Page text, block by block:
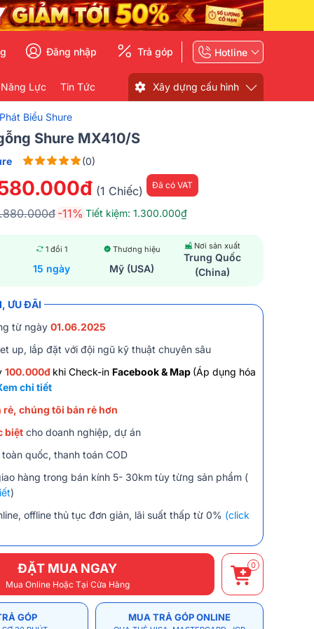
Đăng nhập Trả góp Hotline
Lực Tin Tức Xây dựng cấu hình
Biểu Shure
Shure MX410/S
(0)
(1 Chiếc) Đã có VAT
-11% Tiết kiệm: 1.300.000₫
1 đổi 1
15 ngày
Thương hiệu
Mỹ (USA)
Nơi sản xuất
Trung Quốc
(China)
ƯU ĐÃI
từ ngày 01.06.2025
up, lắp đặt với đội ngũ kỹ thuật chuyên sâu
100.000đ khi Check-in Facebook & Map (Áp dụng hóa
chi tiết
rẻ, chúng tôi bán rẻ hơn
biệt cho doanh nghiệp, dự án
toàn quốc, thanh toán COD
hàng trong bán kính 5- 30km tùy từng sản phẩm (
)
offline thủ tục đơn giản, lãi suất thấp từ 0% (click
ĐẶT MUA NGAY
Mua Online Hoặc Tại Cửa Hàng
0
GÓP MUA TRẢ GÓP ONLINE